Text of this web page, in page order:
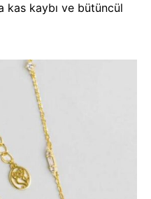
kas kaybı ve bütüncül